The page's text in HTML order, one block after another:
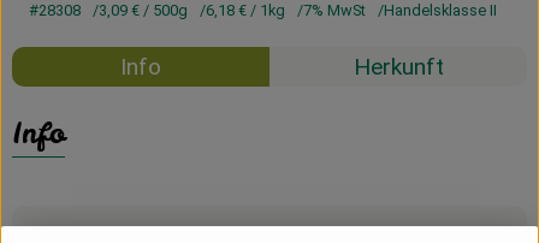
#28308 3,09 €/ 500g 6,18 €/ 1kg 7% MwSt Handelsklasse II
Info Herkunft
Info